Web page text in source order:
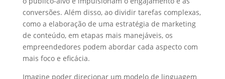
conversões. Além disso, ao dividir tarefas complexas,
como a elaboração de uma estratégia de marketing
de conteúdo, em etapas mais manejáveis, os
empreendedores podem abordar cada aspecto com
mais foco e eficácia.
Imagine poder direcionar um modelo de linguagem